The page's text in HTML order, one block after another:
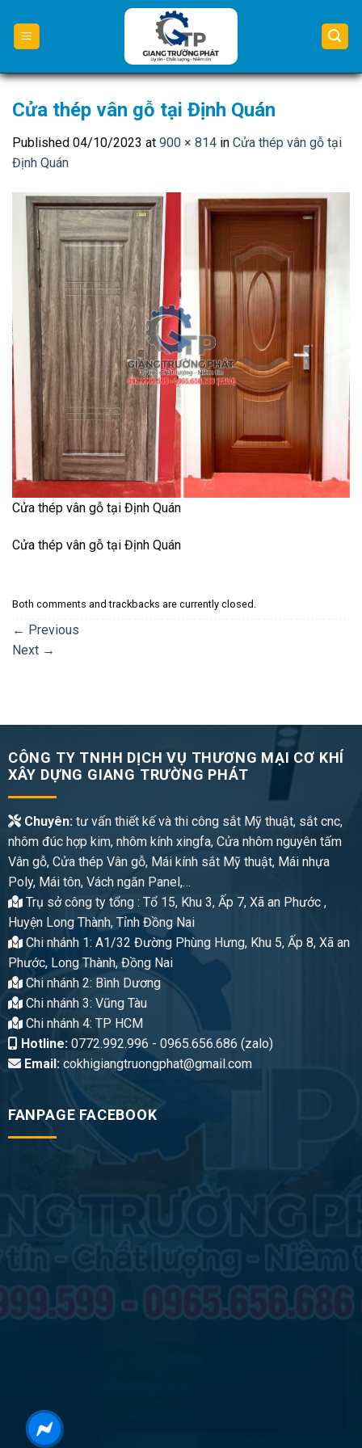
content
Cửa thép vân gỗ tại Định Quán
Published 04/10/2023 at 900 × 814 in Cửa thép vân gỗ tại
Định Quán
Cửa thép vân gỗ tại Định Quán
Cửa thép vân gỗ tại Định Quán
Both comments and trackbacks are currently closed.
← Previous
Next →
CÔNG TY TNHH DỊCH VỤ THƯƠNG MẠI CƠ KHÍ
XÂY DỰNG GIANG TRƯỜNG PHÁT
Chuyên:tư vấn thiết kế và thi công sắt Mỹ thuật, sắt cnc,
nhôm đúc hợp kim, nhôm kính xingfa, Cửa nhôm nguyên tấm
Vân gỗ, Cửa thép Vân gỗ, Mái kính sắt Mỹ thuật, Mái nhựa
Poly, Mái tôn, Vách ngăn Panel,…
Trụ sở công ty tổng : Tổ 15, Khu 3, Ấp 7, Xã an Phước ,
Huyện Long Thành, Tỉnh Đồng Nai
Chi nhánh 1: A1/32 Đường Phùng Hưng, Khu 5, Ấp 8, Xã an
Phước, Long Thành, Đồng Nai
Chi nhánh 2: Bình Dương
Chi nhánh 3: Vũng Tàu
Chi nhánh 4: TP HCM
Hotline:0772.992.996 - 0965.656.686 (zalo)
Email:cokhigiangtruongphat@gmail.com
FANPAGE FACEBOOK